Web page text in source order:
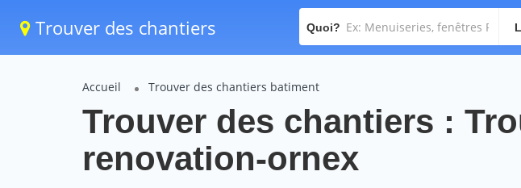
Trouver des chantiers Quoi?
Accueil Trouver des chantiers batiment
Trouver des chantiers :
renovation-ornex